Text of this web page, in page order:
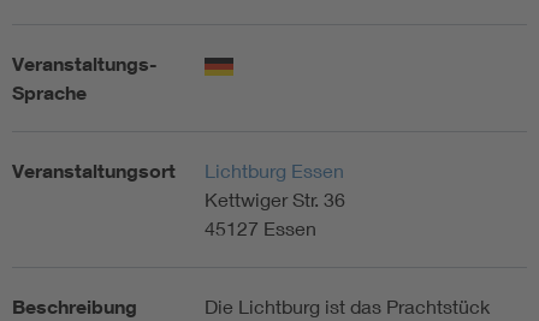
Energy storage
Veranstaltungs-
Sprache
Veranstaltungsort
Lichtburg Essen
Kettwiger Str. 36
45127 Essen
Beschreibung
Die Lichtburg ist das Prachtstück